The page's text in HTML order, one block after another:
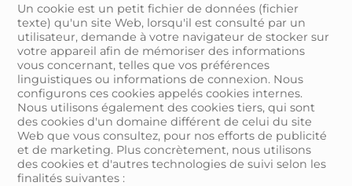
Un cookie est un petit fichier de données (fichier
texte) qu'un site Web, lorsqu'il est consulté par un
utilisateur, demande à votre navigateur de stocker sur
votre appareil afin de mémoriser des informations
vous concernant, telles que vos préférences
linguistiques ou informations de connexion. Nous
configurons ces cookies appelés cookies internes.
Nous utilisons également des cookies tiers, qui sont
des cookies d'un domaine différent de celui du site
Web que vous consultez, pour nos efforts de publicité
et de marketing. Plus concrètement, nous utilisons
des cookies et d'autres technologies de suivi selon les
finalités suivantes :